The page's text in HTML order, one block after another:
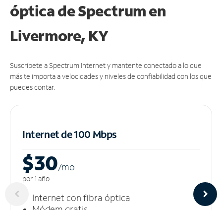
óptica de Spectrum en
Livermore, KY
Suscríbete a Spectrum Internet y mantente conectado a lo que
más te importa a velocidades y niveles de confiabilidad con los que
puedes contar.
Internet de 100 Mbps
$30/mo
por 1 año
Internet con fibra óptica